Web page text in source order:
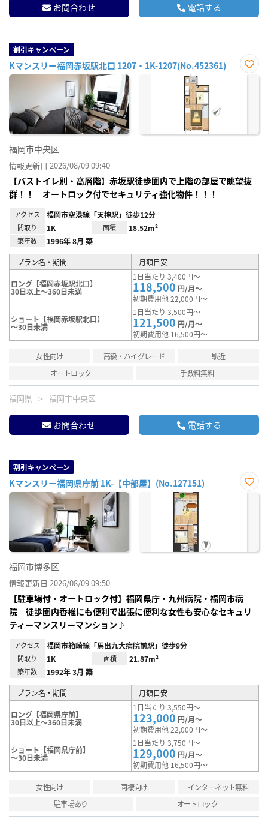
お問合わせ 電話する
割引キャンペーン
Kマンスリー福岡赤坂駅北口 1207・1K-1207(No.452361)
お気
福岡市中央区
情報更新日 2026/08/09 09:40
【バストイレ別・高層階】赤坂駅徒歩圏内で上階の部屋で眺望抜
群！！ オートロック付でセキュリティ強化物件！！！
アクセス 福岡市空港線「天神駅」徒歩12分
間取り 1K 面積 18.52m²
築年数 1996年 8月 築
プラン名・期間 月額目安
ロング【福岡赤坂駅北口】
30日以上～360日未満
1日当たり 3,400円～
118,500 円/月～
初期費用他 22,000円～
ショート【福岡赤坂駅北口】
～30日未満
1日当たり 3,500円～
121,500 円/月～
初期費用他 16,500円～
女性向け 高級・ハイグレード
駅近
オートロック
手数料無料
福岡県 福岡市中央区
お問合わせ 電話する
割引キャンペーン
Kマンスリー福岡県庁前 1K-【中部屋】(No.127151)
お気
福岡市博多区
情報更新日 2026/08/09 09:50
【駐車場付・オートロック付】福岡県庁・九州病院・福岡市病
院 徒歩圏内香椎にも便利で出張に便利な女性も安心なセキュリ
ティーマンスリーマンション♪
アクセス 福岡市箱崎線「馬出九大病院前駅」徒歩9分
間取り 1K 面積 21.87m²
築年数 1992年 3月 築
プラン名・期間 月額目安
ロング【福岡県庁前】
30日以上～360日未満
1日当たり 3,550円～
123,000 円/月～
初期費用他 22,000円～
ショート【福岡県庁前】
～30日未満
1日当たり 3,750円～
129,000 円/月～
初期費用他 16,500円～
女性向け 同棲向け
インターネット無料
駐車場あり
オートロック